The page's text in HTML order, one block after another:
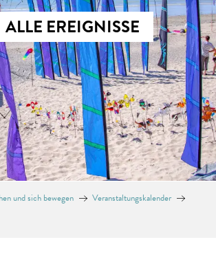
ALLE EREIGNISSE
und sich bewegen
Veranstaltungskalender